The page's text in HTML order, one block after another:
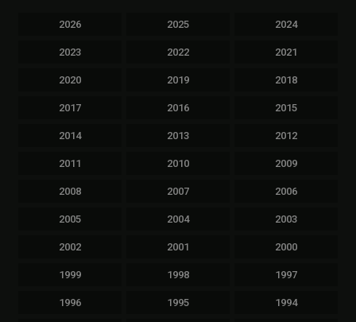
2026 2025 2024
2023 2022 2021
2020 2019 2018
2017 2016 2015
2014 2013 2012
2011 2010 2009
2008 2007 2006
2005 2004 2003
2002 2001 2000
1999 1998 1997
1996 1995 1994